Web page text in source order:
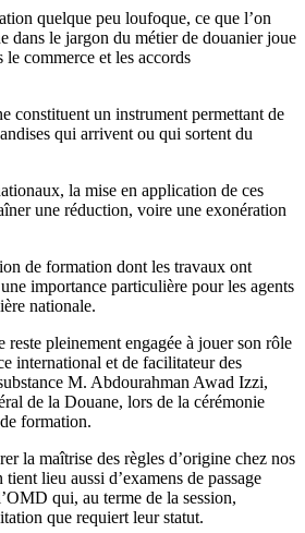
quelque peu loufoque, ce que l’on
dans le jargon du métier de douanier joue
commerce et les accords
constituent un instrument permettant de
qui arrivent ou qui sortent du
la mise en application de ces
une réduction, voire une exonération
de formation dont les travaux ont
importance particulière pour les agents
nationale.
pleinement engagée à jouer son rôle
international et de facilitateur des
M. Abdourahman Awad Izzi,
de la Douane, lors de la cérémonie
formation.
la maîtrise des règles d’origine chez nos
lieu aussi d’examens de passage
qui, au terme de la session,
que requiert leur statut.